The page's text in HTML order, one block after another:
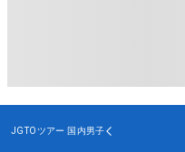
JGTOツアー 国内男子